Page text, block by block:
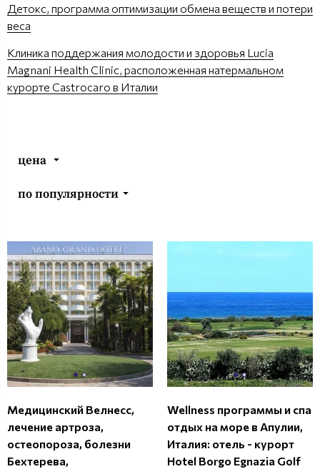
Детокс, программа оптимизации обмена веществ и потери
веса
Клиника поддержания молодости и здоровья Lucia
Magnani Health Clinic, расположенная натермальном
курорте Castrocaro в Италии
цена
по популярности
Медицинский Велнесс,
лечение артроза,
остеопороза, болезни
Бехтерева,
Wellness программы и спа
отдых на море в Апулии,
Италия: отель - курорт
Hotel Borgo Egnazia Golf